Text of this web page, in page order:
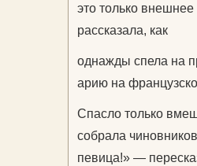
это только
рассказала, как
однажды спела на
арию на
Спасло только
собрала
певица!» —